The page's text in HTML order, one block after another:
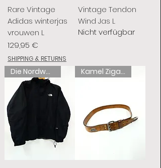
Rare Vintage
Adidas winterjas
vrouwen L
Preis
129,95 €
SHIPPING & RETURNS
Vintage Tendon
Wind Jas L
Nicht verfügbar
Die Nordwand Kamel Zigaretten